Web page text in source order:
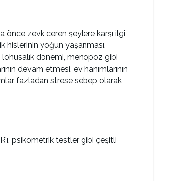
önce zevk ceren şeylere karşı ilgi
hislerinin yoğun yaşanması,
dönemi, menopoz gibi
devam etmesi, ev hanımlarının
fazladan strese sebep olarak
psikometrik testler gibi çeşitli